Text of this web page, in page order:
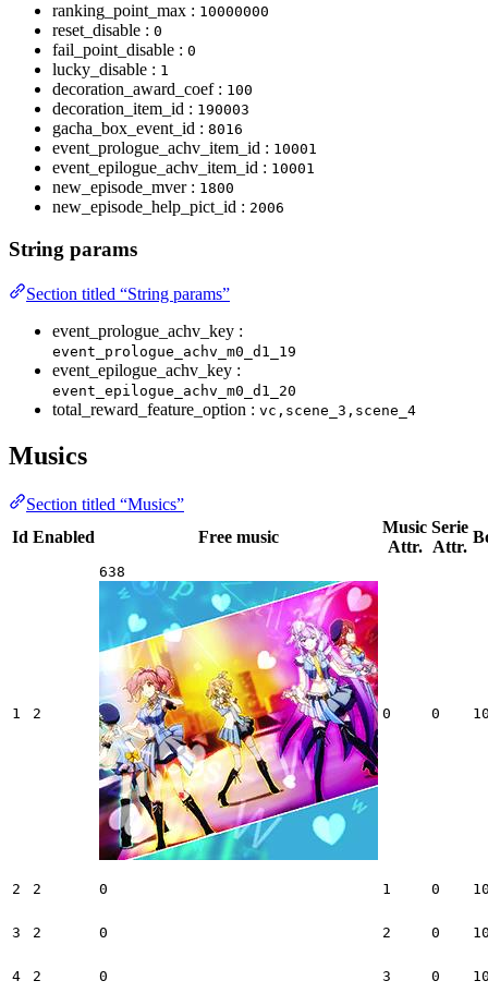
ranking_point_max : 10000000
reset_disable : 0
fail_point_disable : 0
lucky_disable : 1
decoration_award_coef : 100
decoration_item_id : 190003
gacha_box_event_id : 8016
event_prologue_achv_item_id : 10001
event_epilogue_achv_item_id : 10001
new_episode_mver : 1800
new_episode_help_pict_id : 2006
String params
Section titled “String params”
event_prologue_achv_key :
event_prologue_achv_m0_d1_19
event_epilogue_achv_key :
event_epilogue_achv_m0_d1_20
total_reward_feature_option : vc,scene_3,scene_4
Musics
Section titled “Musics”
Id Enabled Free music
Music
Attr.
Serie
Attr.
1 2
638
0 0
2 2 0 1 0
3 2 0 2 0
4 2 0 3 0